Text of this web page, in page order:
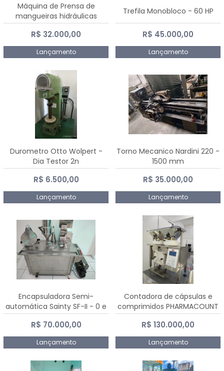
Máquina de Prensa de
mangueiras hidráulicas
PE50TF - 2017
R$ 32.000,00
Lançamento
Trefila Monobloco - 60 HP
R$ 45.000,00
Lançamento
Durometro Otto Wolpert -
Dia Testor 2n
R$ 6.500,00
Lançamento
Torno Mecanico Nardini 220 -
1500 mm
R$ 35.000,00
Lançamento
Encapsuladora Semi-
automática Sainty SF-II - 0 e
00
R$ 70.000,00
Lançamento
Contadora de cápsulas e
comprimidos PHARMACOUNT
- 2-2R3
R$ 130.000,00
Lançamento